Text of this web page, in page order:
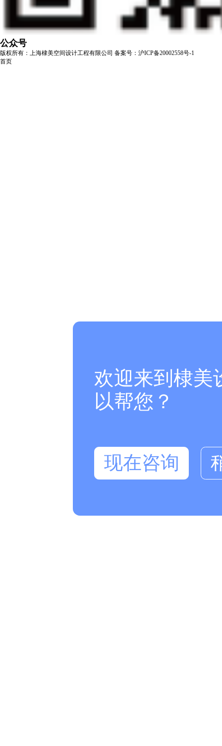
公众号
版权所有：上海棣美空间设计工程有限公司 备案号：沪ICP备20002558号-1
首页
欢迎来到棣美
以帮您？
现在咨询